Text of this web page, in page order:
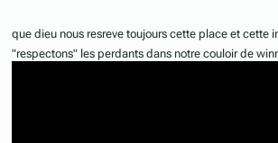
que dieu nous resreve toujours cette place et cette
"respectons" les perdants dans notre couloir de